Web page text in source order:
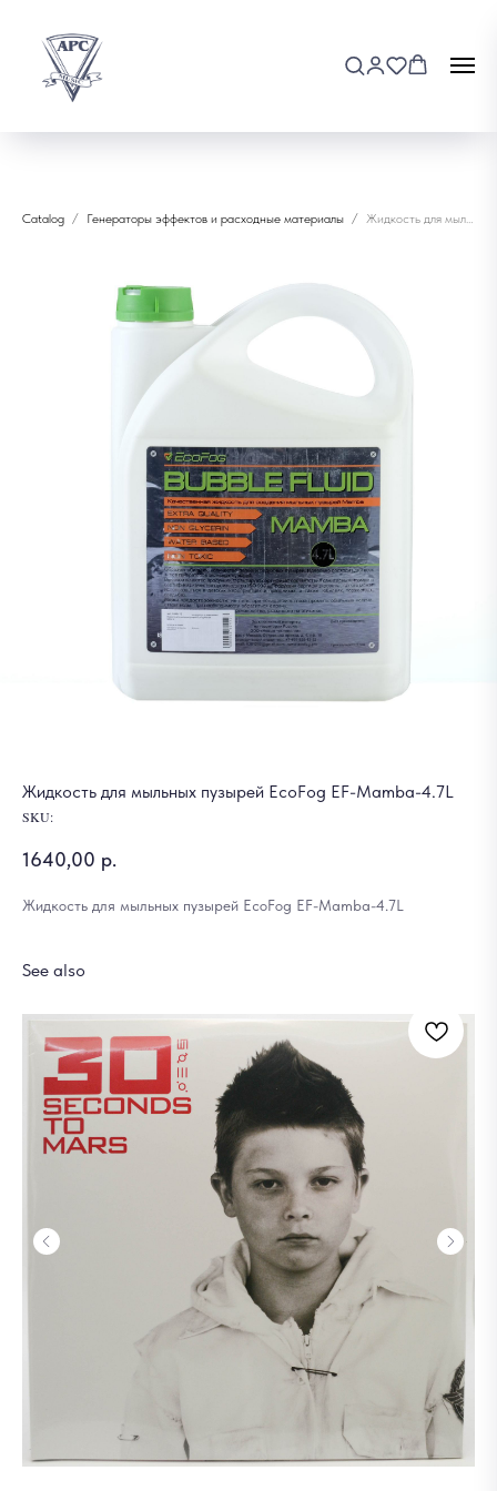
Catalog Генераторы эффектов и расходные материалы Жидкость для мыльных пузырей EcoFog EF-Mamba-4.7L
Жидкость для мыльных пузырей EcoFog EF-Mamba-4.7L
SKU:
1640,00 р.
Жидкость для мыльных пузырей EcoFog EF-Mamba-4.7L
See also